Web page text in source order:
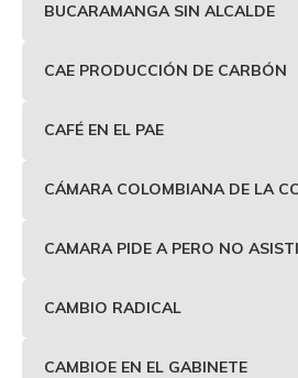
BUCARAMANGA SIN ALCALDE
CAE PRODUCCIÓN DE CARBÓN
CAFÉ EN EL PAE
CÁMARA COLOMBIANA DE LA
CAMARA PIDE A PERO NO
CAMBIO RADICAL
CAMBIOE EN EL GABINETE